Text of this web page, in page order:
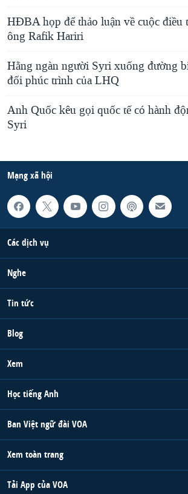
HÐBA họp để thảo luận về cuộc điều
ông Rafik Hariri
Hằng ngàn người Syri xuống đường
đối phúc trình của LHQ
Anh Quốc kêu gọi quốc tế có hành
Syri
Mạng xã hội
Các dịch vụ
Nghe
Tin tức
Blog
Xem
Học tiếng Anh
Ban Việt ngữ đài VOA
Xem toàn trang
Tải App của VOA